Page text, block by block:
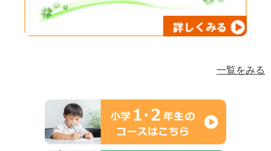
一覧をみる